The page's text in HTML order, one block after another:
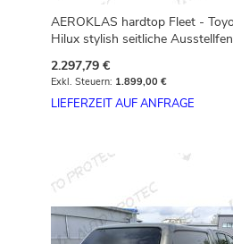
AEROKLAS hardtop Fleet -
Hilux stylish seitliche
2.297,79 €
1.899,00 €
LIEFERZEIT AUF ANFRAGE